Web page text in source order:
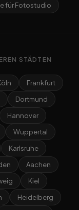
für Fotostudio
STÄDTEN
Frankfurt
Dortmund
Hannover
Wuppertal
Karlsruhe
Aachen
Kiel
Heidelberg